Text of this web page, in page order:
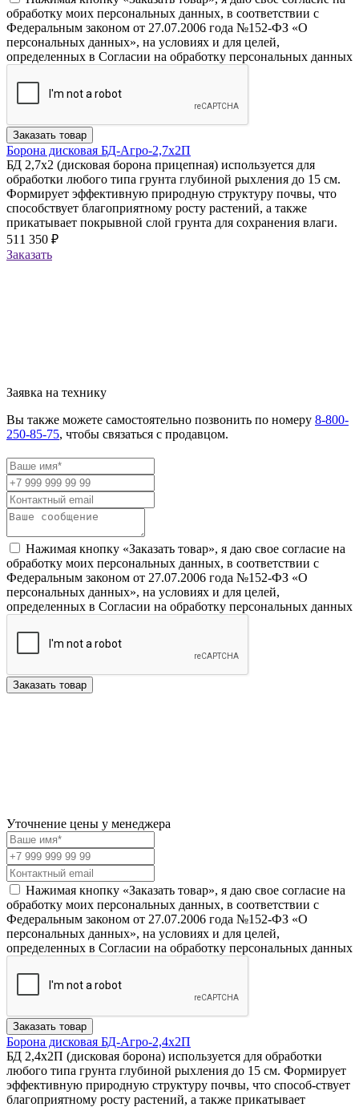
обработку моих персональных данных, в соответствии с
Федеральным законом от 27.07.2006 года №152-ФЗ «О
персональных данных», на условиях и для целей,
определенных в Согласии на обработку персональных данных
Заказать товар
Борона дисковая БД-Агро-2,7х2П
БД 2,7х2 (дисковая борона прицепная) используется для
обработки любого типа грунта глубиной рыхления до 15 см.
Формирует эффективную природную структуру почвы, что
способствует благоприятному росту растений, а также
прикатывает покрывной слой грунта для сохранения влаги.
511 350 ₽
Заказать
Заявка на технику
Вы также можете самостоятельно позвонить по номеру 8-800-
250-85-75, чтобы связаться с продавцом.
Нажимая кнопку «Заказать товар», я даю свое согласие на
обработку моих персональных данных, в соответствии с
Федеральным законом от 27.07.2006 года №152-ФЗ «О
персональных данных», на условиях и для целей,
определенных в Согласии на обработку персональных данных
Заказать товар
Уточнение цены у менеджера
Нажимая кнопку «Заказать товар», я даю свое согласие на
обработку моих персональных данных, в соответствии с
Федеральным законом от 27.07.2006 года №152-ФЗ «О
персональных данных», на условиях и для целей,
определенных в Согласии на обработку персональных данных
Заказать товар
Борона дисковая БД-Агро-2,4х2П
БД 2,4х2П (дисковая борона) используется для обработки
любого типа грунта глубиной рыхления до 15 см. Формирует
эффективную природную структуру почвы, что способ-ствует
благоприятному росту растений, а также прикатывает